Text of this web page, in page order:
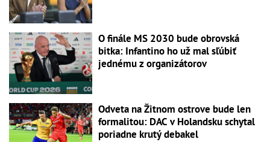
O finále MS 2030 bude obrovská
bitka: Infantino ho už mal sľúbiť
jednému z organizátorov
Odveta na Žitnom ostrove bude len
formalitou: DAC v Holandsku schytal
poriadne krutý debakel